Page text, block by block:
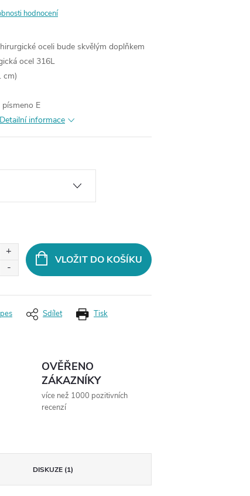
hodnocení
oceli bude skvělým doplňkem
ocel 316L
cm)
E
Detailní informace
VLOŽIT DO KOŠÍKU
Tisk
Sdílet
OVĚŘENO
ZÁKAZNÍKY
více než 1000 pozitivních
recenzí
DISKUZE (1)